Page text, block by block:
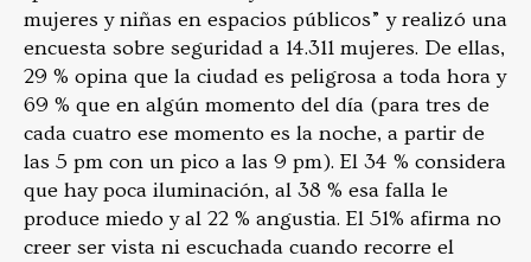
mujeres y niñas en espacios públicos” y realizó una
encuesta sobre seguridad a 14.311 mujeres. De ellas,
29 % opina que la ciudad es peligrosa a toda hora y
69 % que en algún momento del día (para tres de
cada cuatro ese momento es la noche, a partir de
las 5 pm con un pico a las 9 pm). El 34 % considera
que hay poca iluminación, al 38 % esa falla le
produce miedo y al 22 % angustia. El 51% afirma no
creer ser vista ni escuchada cuando recorre el